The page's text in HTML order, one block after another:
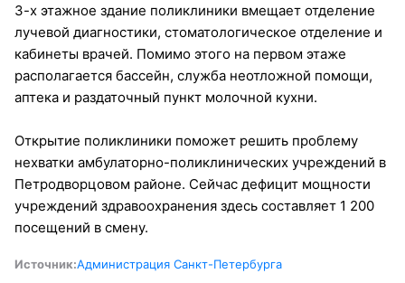
3-х этажное здание поликлиники вмещает отделение
лучевой диагностики, стоматологическое отделение и
кабинеты врачей. Помимо этого на первом этаже
располагается бассейн, служба неотложной помощи,
аптека и раздаточный пункт молочной кухни.
Открытие поликлиники поможет решить проблему
нехватки амбулаторно-поликлинических учреждений в
Петродворцовом районе. Сейчас дефицит мощности
учреждений здравоохранения здесь составляет 1 200
посещений в смену.
Источник:Администрация Санкт-Петербурга